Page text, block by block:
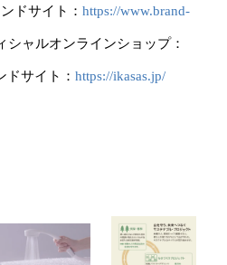
ドサイト： https://www.brand-
シャルオンラインショップ：
ドサイト： https://ikasas.jp/